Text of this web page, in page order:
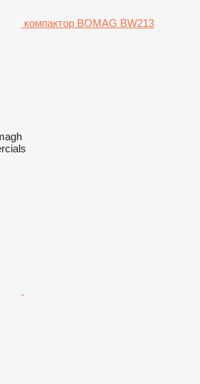
компактор BOMAG BW213